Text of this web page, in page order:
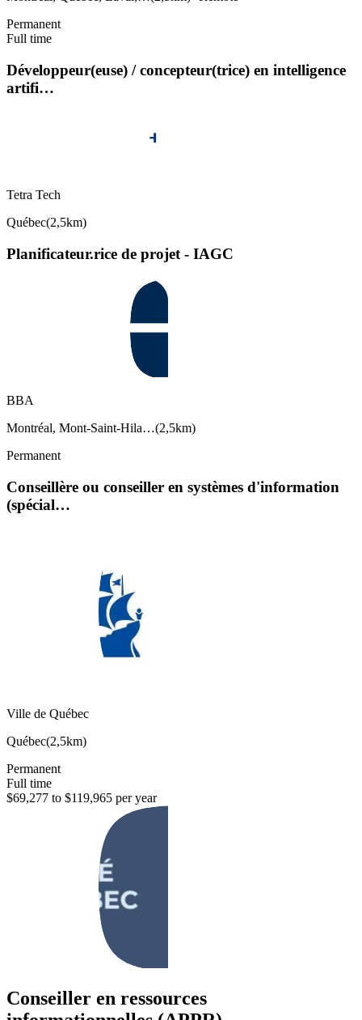
Permanent
Full time
Développeur(euse) / concepteur(trice) en intelligence
artifi…
Tetra Tech
Québec(2,5km)
Planificateur.rice de projet - IAGC
BBA
Montréal, Mont-Saint-Hila…(2,5km)
Permanent
Conseillère ou conseiller en systèmes d'information
(spécial…
Ville de Québec
Québec(2,5km)
Permanent
Full time
$69,277 to $119,965 per year
Conseiller en ressources